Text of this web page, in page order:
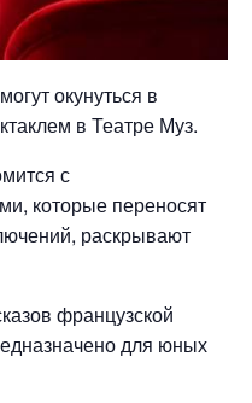
окунуться в
в Театре Муз.
с
которые переносят
раскрывают
французской
для юных